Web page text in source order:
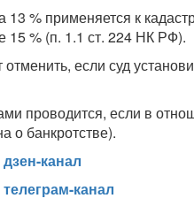
13 % применяется к
15 % (п. 1.1 ст. 224 НК РФ).
если суд
проводится, если в
о банкротстве).
канал
канал